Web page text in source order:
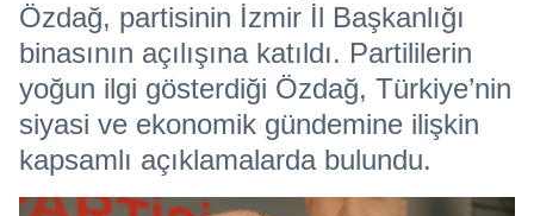
Özdağ, partisinin İzmir İl Başkanlığı
binasının açılışına katıldı. Partililerin
yoğun ilgi gösterdiği Özdağ, Türkiye’nin
siyasi ve ekonomik gündemine ilişkin
kapsamlı açıklamalarda bulundu.